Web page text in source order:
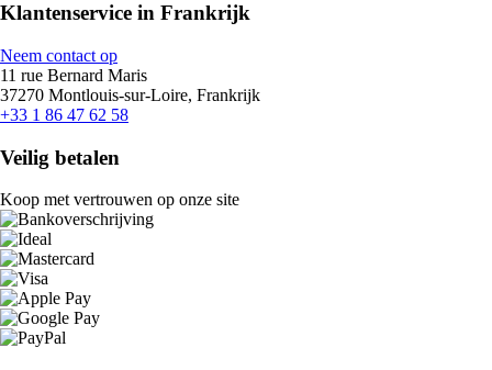
Klantenservice in Frankrijk
Neem contact op
11 rue Bernard Maris
37270 Montlouis-sur-Loire, Frankrijk
+33 1 86 47 62 58
Veilig betalen
Koop met vertrouwen op onze site